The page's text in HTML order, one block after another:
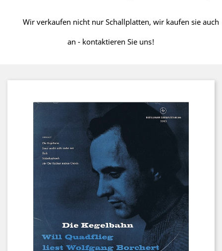
Wir verkaufen nicht nur Schallplatten, wir kaufen sie auch
an - kontaktieren Sie uns!